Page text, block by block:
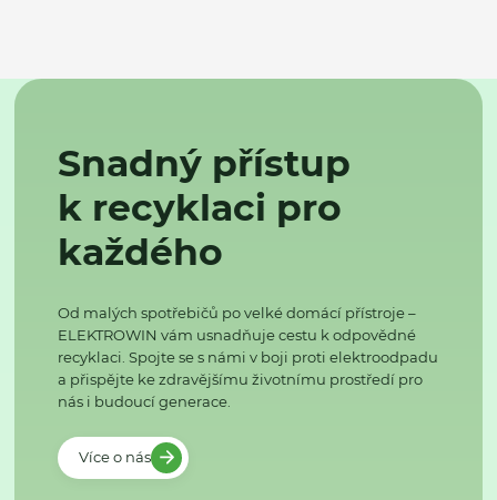
Snadný přístup
k recyklaci pro
každého
Od malých spotřebičů po velké domácí přístroje –
ELEKTROWIN vám usnadňuje cestu k odpovědné
recyklaci. Spojte se s námi v boji proti elektroodpadu
a přispějte ke zdravějšímu životnímu prostředí pro
nás i budoucí generace.
Více o nás